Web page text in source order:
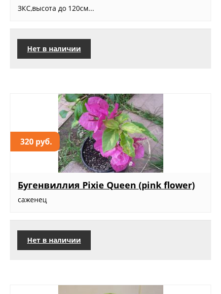
ЗКС,высота до 120см...
Нет в наличии
320 руб.
Бугенвиллия Pixie Queen (pink flower)
саженец
Нет в наличии